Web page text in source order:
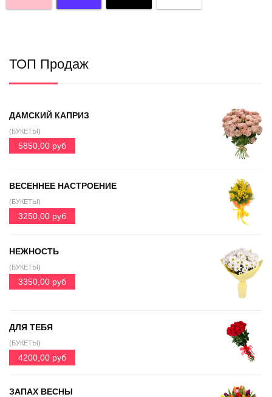
ТОП Продаж
ДАМСКИЙ КАПРИЗ
(БУКЕТЫ)
5850,00 руб
ВЕСЕННЕЕ НАСТРОЕНИЕ
(БУКЕТЫ)
3250,00 руб
НЕЖНОСТЬ
(БУКЕТЫ)
3350,00 руб
ДЛЯ ТЕБЯ
(БУКЕТЫ)
4200,00 руб
ЗАПАХ ВЕСНЫ